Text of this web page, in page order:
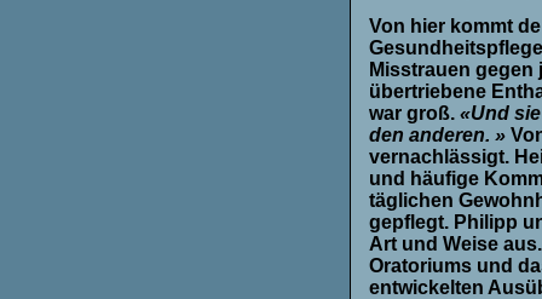
Von hier kommt
Misstrauen gegen
übertriebene
war groß. «Und
den anderen. »
vernachlässigt.
und häufige
täglichen
gepflegt. Philipp
Art und Weise
Oratoriums und
entwickelten